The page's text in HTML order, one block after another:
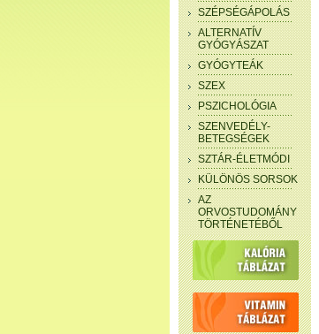
SZÉPSÉGÁPOLÁS
ALTERNATÍV
GYÓGYÁSZAT
GYÓGYTEÁK
SZEX
PSZICHOLÓGIA
SZENVEDÉLY-
BETEGSÉGEK
SZTÁR-ÉLETMÓDI
KÜLÖNÖS SORSOK
AZ
ORVOSTUDOMÁNY
TÖRTÉNETÉBŐL